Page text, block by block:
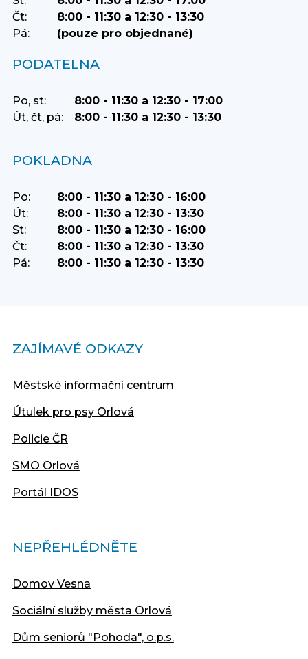
Čt:
8:00 - 11:30 a 12:30 - 13:30
Pá:
(pouze pro objednané)
PODATELNA
Po, st:
8:00 - 11:30 a 12:30 - 17:00
Út, čt, pá:
8:00 - 11:30 a 12:30 - 13:30
POKLADNA
Po:
8:00 - 11:30 a 12:30 - 16:00
Út:
8:00 - 11:30 a 12:30 - 13:30
St:
8:00 - 11:30 a 12:30 - 16:00
Čt:
8:00 - 11:30 a 12:30 - 13:30
Pá:
8:00 - 11:30 a 12:30 - 13:30
ZAJÍMAVÉ ODKAZY
Městské informační centrum
Útulek pro psy Orlová
Policie ČR
SMO Orlová
Portál IDOS
NEPŘEHLÉDNĚTE
Domov Vesna
Sociální služby města Orlová
Dům seniorů "Pohoda", o.p.s.